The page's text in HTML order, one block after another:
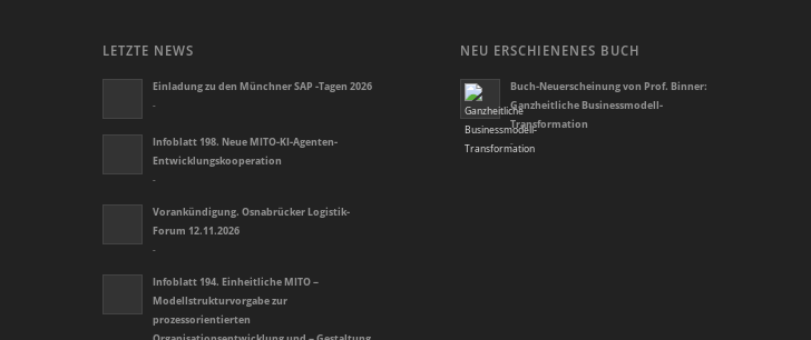
LETZTE NEWS
Einladung zu den Münchner SAP -Tagen 2026
-
Infoblatt 198. Neue MITO-KI-Agenten-
Entwicklungskooperation
-
Vorankündigung. Osnabrücker Logistik-
Forum 12.11.2026
-
Infoblatt 194. Einheitliche MITO –
Modellstrukturvorgabe zur
prozessorientierten
NEU ERSCHIENENES BUCH
Buch-Neuerscheinung von Prof. Binner:
Ganzheitliche Businessmodell-
Transformation
-